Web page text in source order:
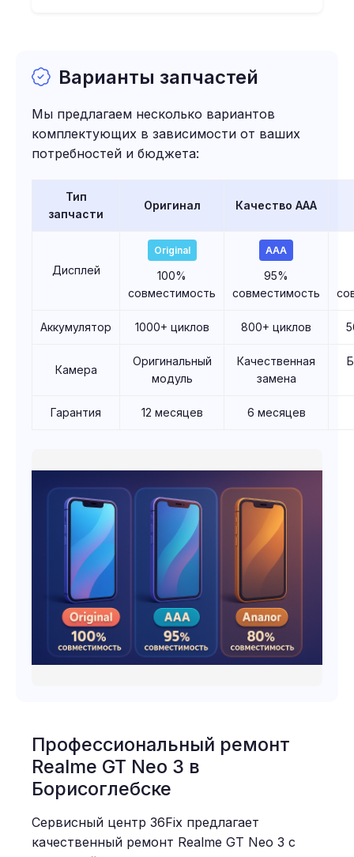
Варианты запчастей
Мы предлагаем несколько вариантов
комплектующих в зависимости от ваших
потребностей и бюджета:
Тип
запчасти
Оригинал Качество AAA
Дисплей
Original
100%
совместимость
AAA
95%
совместимость
Аккумулятор 1000+ циклов 800+ циклов
Камера
Оригинальный
модуль
Качественная
замена
Гарантия 12 месяцев 6 месяцев
Профессиональный ремонт
Realme GT Neo 3 в
Борисоглебске
Сервисный центр 36Fix предлагает
качественный ремонт Realme GT Neo 3 с